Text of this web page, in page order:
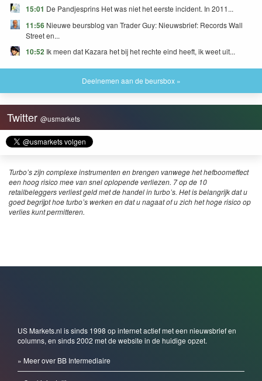
15:01 De Pandjesprins Het was niet het eerste incident. In 2011...
11:56 Nieuwe beursblog van Trader Guy: Nieuwsbrief: Records Wall
Street en...
10:52 Ik meen dat Kazara het bij het rechte eind heeft, ik weet uit...
Deelnemen aan de beursbox »
Twitter @usmarkets
Turbo’s zijn complexe instrumenten en brengen vanwege het hefboomeffect
een hoog risico mee van snel oplopende verliezen. 7 op de 10
retailbeleggers verliest geld met de handel in turbo’s. Het is belangrijk dat u
goed begrijpt hoe turbo’s werken en dat u nagaat of u zich het hoge risico op
verlies kunt permitteren.
US Markets.nl is sinds 1998 op internet actief met een nieuwsbrief en
columns, en sinds 2002 met de website in de huidige opzet.
» Meer over BB Intermediaire